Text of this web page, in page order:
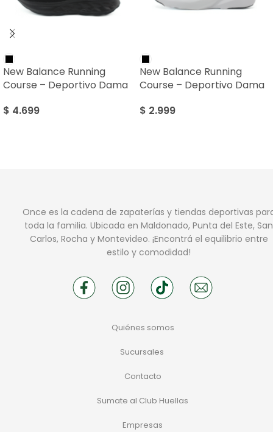
New Balance Running
Course – Deportivo Dama
$ 4.699
New Balance Running
Course – Deportivo Dama
$ 2.999
Once es la cadena de zapaterías y tiendas deportivas
toda la familia. Ubicada en Maldonado, Punta del Este, San
Carlos, Rocha y Montevideo. ¡Encontrá el equilibrio entre
estilo y comodidad!
Quiénes somos
Sucursales
Contacto
Sumate al Club Huellas
Empresas